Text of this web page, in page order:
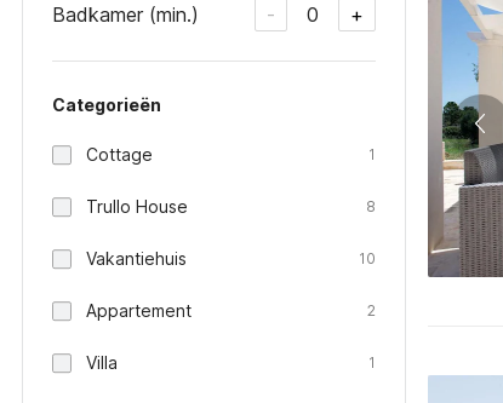
Badkamer (min.) - 0 +
Categorieën
Cottage 1
Trullo House 8
Vakantiehuis 10
Appartement 2
Villa 1